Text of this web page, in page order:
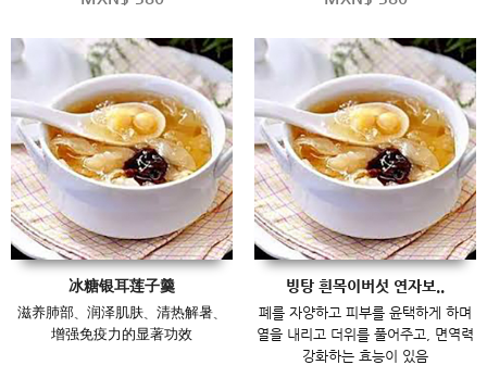
冰糖银耳莲子羹
滋养肺部、润泽肌肤、清热解暑、
增强免疫力的显著功效
빙탕 흰목이버섯 연자보..
폐를 자양하고 피부를 윤택하게 하며
열을 내리고 더위를 풀어주고, 면역력
강화하는 효능이 있음